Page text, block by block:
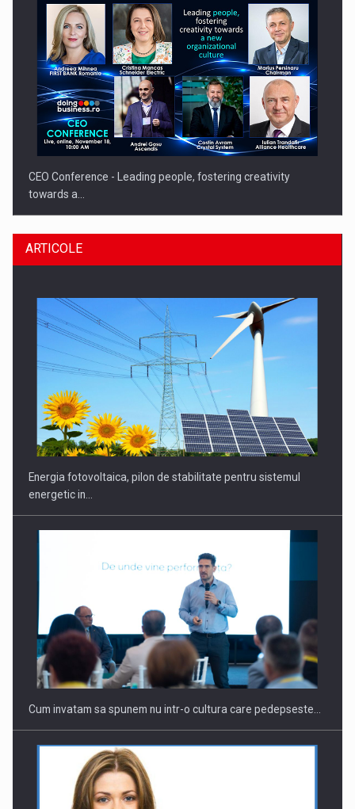
CEO Conference - Leading people, fostering creativity
towards a…
CEO Conference - Shaping The Future - Technology and…
Webinar - Business Evolution-RETHINK STRATEGY-Finantare
Investitii Digitalizare
ARTICOLE
Energia fotovoltaica, pilon de stabilitate pentru sistemul
energetic in…
Cum invatam sa spunem nu intr-o cultura care pedepseste…